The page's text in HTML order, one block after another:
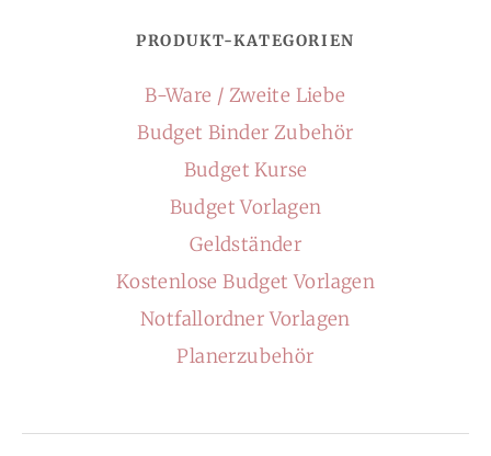
PRODUKT-KATEGORIEN
B-Ware / Zweite Liebe
Budget Binder Zubehör
Budget Kurse
Budget Vorlagen
Geldständer
Kostenlose Budget Vorlagen
Notfallordner Vorlagen
Planerzubehör